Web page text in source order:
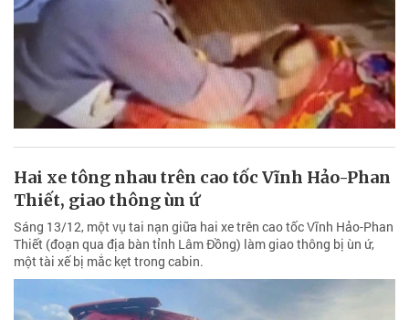
Hai xe tông nhau trên cao tốc Vĩnh Hảo-Phan
Thiết, giao thông ùn ứ
Sáng 13/12, một vụ tai nạn giữa hai xe trên cao tốc Vĩnh Hảo-Phan
Thiết (đoạn qua địa bàn tỉnh Lâm Đồng) làm giao thông bị ùn ứ,
một tài xế bị mắc kẹt trong cabin.